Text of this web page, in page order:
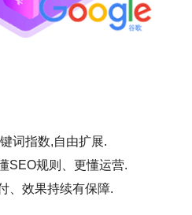
词指数,自由扩展.
SEO规则、更懂运营.
、效果持续有保障.